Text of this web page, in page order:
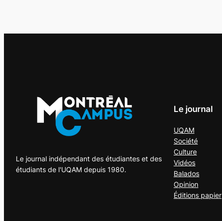
Le journal indépendant des étudiantes et des
étudiants de l'UQAM depuis 1980.
Le journal
UQAM
Société
Culture
Vidéos
Balados
Opinion
Éditions papier